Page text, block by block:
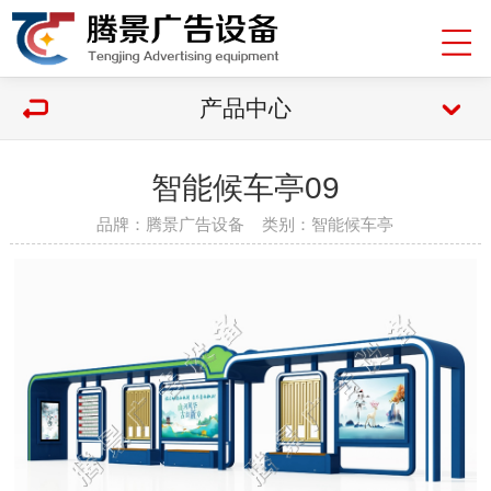
产品中心
智能候车亭09
品牌：腾景广告设备 类别：智能候车亭